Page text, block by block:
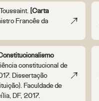
[Carta
Francês da
constitucional de
Dissertação
Faculdade de
DF, 2017.